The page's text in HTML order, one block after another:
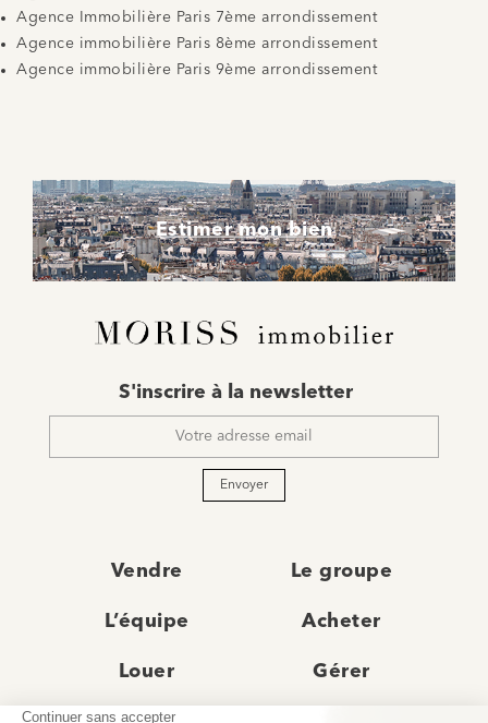
Agence Immobilière Paris 7ème arrondissement
Agence immobilière Paris 8ème arrondissement
Agence immobilière Paris 9ème arrondissement
Estimer mon bien
mail
S'inscrire à la newsletter
Envoyer
Vendre Le groupe
L’équipe Acheter
Louer Gérer